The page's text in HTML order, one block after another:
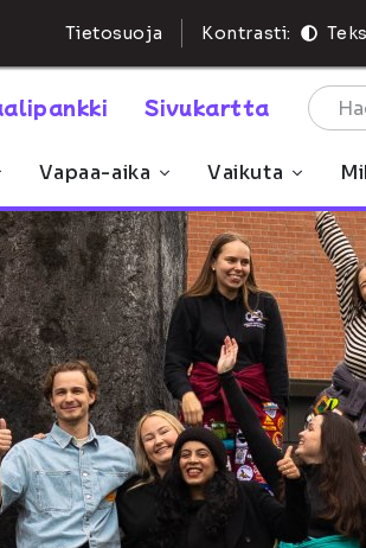
Tietosuoja Kontrasti:
Sivukartta
Vapaa-aika Vaikuta